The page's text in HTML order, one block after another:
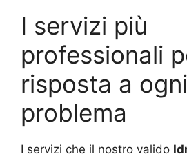
I servizi più
professionali
risposta a ogni
problema
I servizi che il nostro valido